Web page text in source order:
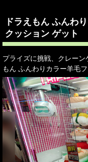
ドラえもん ふんわ
クッション ゲット
プライズに挑戦、クレー
もん ふんわりカラー羊毛